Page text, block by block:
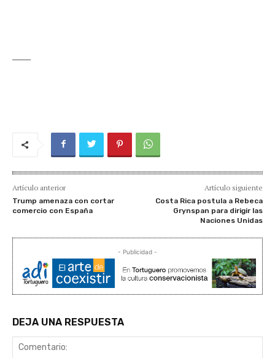
Artículo anterior
Trump amenaza con cortar
comercio con España
Artículo siguiente
Costa Rica postula a Rebeca
Grynspan para dirigir las
Naciones Unidas
- Publicidad -
DEJA UNA RESPUESTA